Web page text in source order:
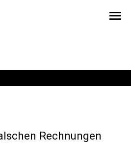
menu
Rechnungen